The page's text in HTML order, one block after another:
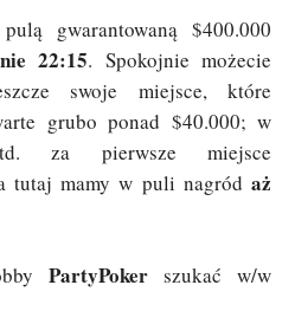
gwarantowaną $400.000
22:15. Spokojnie możecie
swoje miejsce, które
grubo ponad $40.000; w
za pierwsze miejsce
tutaj mamy w puli nagród aż
PartyPoker szukać w/w